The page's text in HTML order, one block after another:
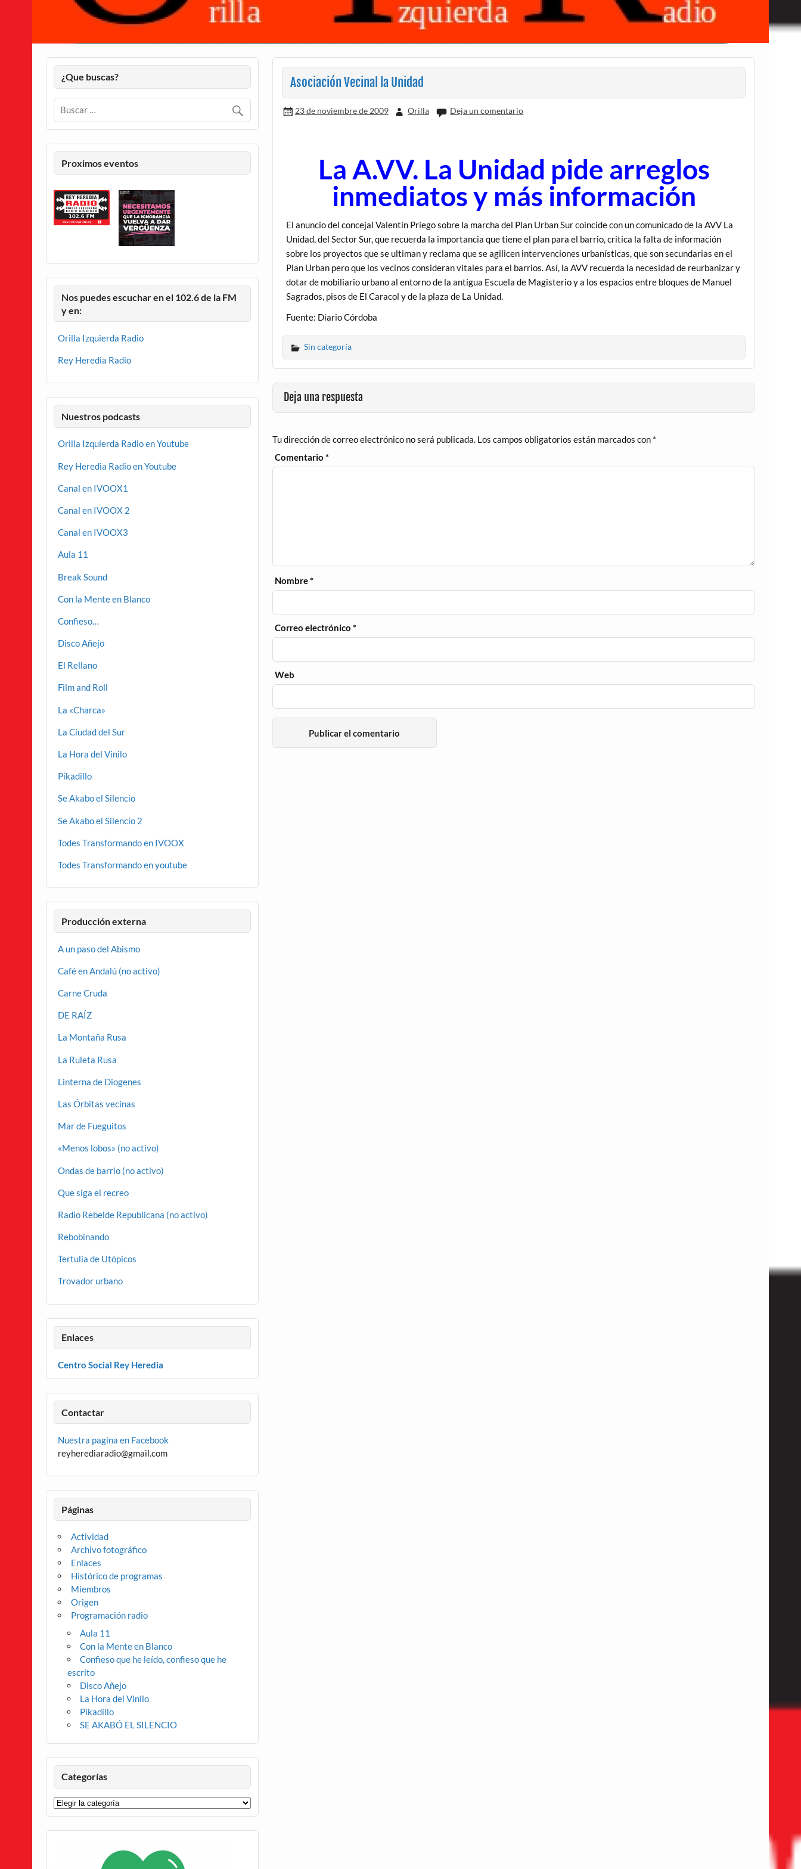
Asociación Vecinal la Unidad
23 de noviembre de 2009 Orilla Deja un comentario
La A.VV. La Unidad pide arreglos
inmediatos y más información
El anuncio del concejal Valentín Priego sobre la marcha del Plan Urban Sur coincide con un comunicado de la AVV La
Unidad, del Sector Sur, que recuerda la importancia que tiene el plan para el barrio, critica la falta de información
sobre los proyectos que se ultiman y reclama que se agilicen intervenciones urbanísticas, que son secundarias en el
Plan Urban pero que los vecinos consideran vitales para el barrios. Así, la AVV recuerda la necesidad de reurbanizar y
dotar de mobiliario urbano al entorno de la antigua Escuela de Magisterio y a los espacios entre bloques de Manuel
Sagrados, pisos de El Caracol y de la plaza de La Unidad.
Fuente: Diario Córdoba
Sin categoría
Deja una respuesta
Tu dirección de correo electrónico no será publicada. Los campos obligatorios están marcados con *
Comentario*
Nombre*
Correo electrónico*
Web
¿Que buscas?
Proximos eventos
Nos puedes escuchar en el 102.6 de la FM
y en:
Orilla Izquierda Radio
Rey Heredia Radio
Nuestros podcasts
Orilla Izquierda Radio en Youtube
Rey Heredia Radio en Youtube
Canal en IVOOX1
Canal en IVOOX 2
Canal en IVOOX3
Aula 11
Break Sound
Con la Mente en Blanco
Confieso…
Disco Añejo
El Rellano
Film and Roll
La «Charca»
La Ciudad del Sur
La Hora del Vinilo
Pikadillo
Se Akabo el Silencio
Se Akabo el Silencio 2
Todes Transformando en IVOOX
Todes Transformando en youtube
Producción externa
A un paso del Abismo
Café en Andalú (no activo)
Carne Cruda
DE RAÍZ
La Montaña Rusa
La Ruleta Rusa
Linterna de Diogenes
Las Órbitas vecinas
Mar de Fueguitos
«Menos lobos» (no activo)
Ondas de barrio (no activo)
Que siga el recreo
Radio Rebelde Republicana (no activo)
Rebobinando
Tertulia de Utópicos
Trovador urbano
Enlaces
Centro Social Rey Heredia
Contactar
Nuestra pagina en Facebook
reyherediaradio@gmail.com
Páginas
Actividad
Archivo fotográfico
Enlaces
Histórico de programas
Miembros
Origen
Programación radio
Aula 11
Con la Mente en Blanco
Confieso que he leído, confieso que he
escrito
Disco Añejo
La Hora del Vinilo
Pikadillo
SE AKABÓ EL SILENCIO
Categorías
Categorías